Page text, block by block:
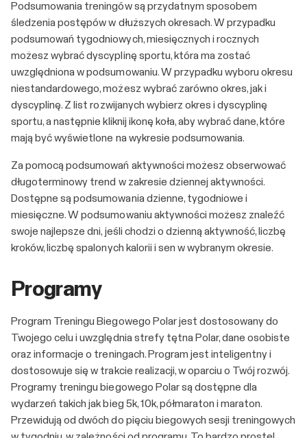
Podsumowania treningów są przydatnym sposobem
śledzenia postępów w dłuższych okresach. W przypadku
podsumowań tygodniowych, miesięcznych i rocznych
możesz wybrać dyscyplinę sportu, która ma zostać
uwzględniona w podsumowaniu. W przypadku wyboru okresu
niestandardowego, możesz wybrać zarówno okres, jak i
dyscyplinę. Z list rozwijanych wybierz okres i dyscyplinę
sportu, a następnie kliknij ikonę koła, aby wybrać dane, które
mają być wyświetlone na wykresie podsumowania.
Za pomocą podsumowań aktywności możesz obserwować
długoterminowy trend w zakresie dziennej aktywności.
Dostępne są podsumowania dzienne, tygodniowe i
miesięczne. W podsumowaniu aktywności możesz znaleźć
swoje najlepsze dni, jeśli chodzi o dzienną aktywność, liczbę
kroków, liczbę spalonych kalorii i sen w wybranym okresie.
Programy
Program Treningu Biegowego Polar jest dostosowany do
Twojego celu i uwzględnia strefy tętna Polar, dane osobiste
oraz informacje o treningach. Program jest inteligentny i
dostosowuje się w trakcie realizacji, w oparciu o Twój rozwój.
Programy treningu biegowego Polar są dostępne dla
wydarzeń takich jak bieg 5k, 10k, półmaraton i maraton.
Przewidują od dwóch do pięciu biegowych sesji treningowych